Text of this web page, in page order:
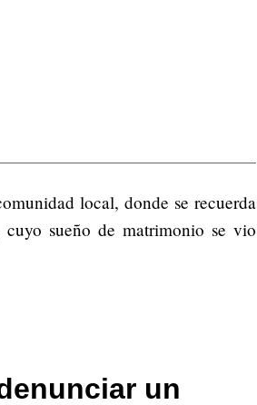
local, donde se recuerda
sueño de matrimonio se vio
un